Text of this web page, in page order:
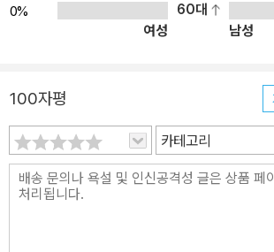
0%
60대
여성
남성
100자평
카테고리